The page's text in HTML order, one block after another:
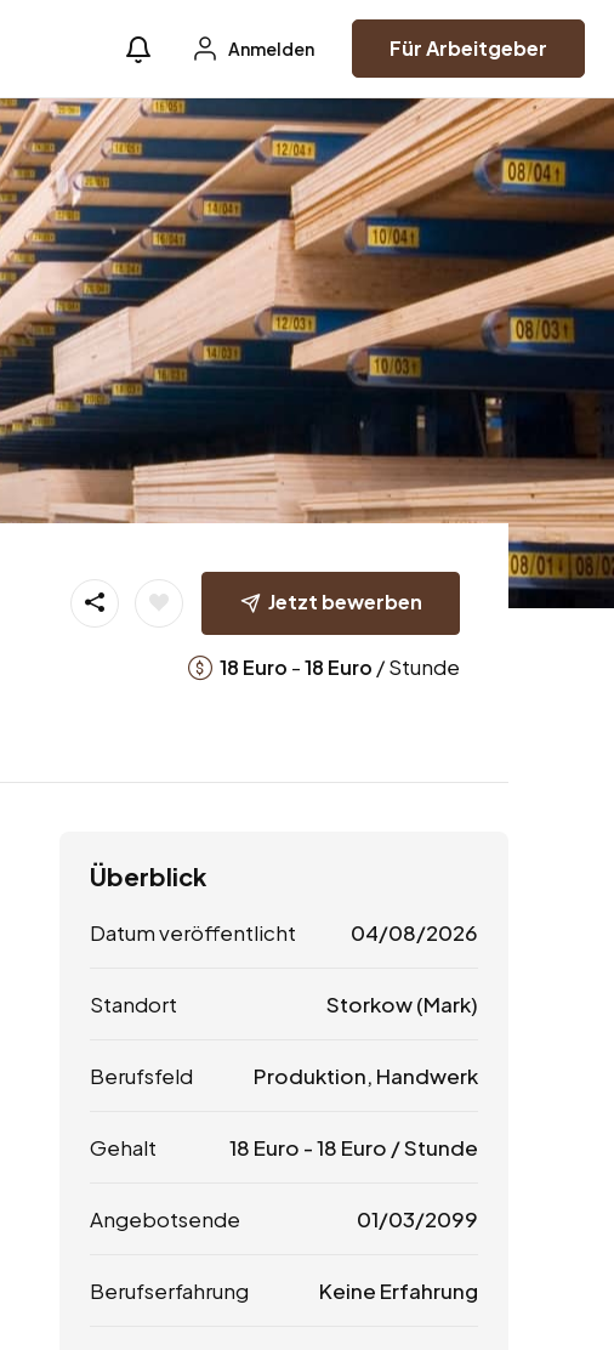
Anmelden Für Arbeitgeber
Jetzt bewerben
18 Euro -18 Euro / Stunde
Überblick
Datum veröffentlicht 04/08/2026
Standort Storkow (Mark)
Berufsfeld Produktion, Handwerk
Gehalt 18 Euro -18 Euro / Stunde
Angebotsende 01/03/2099
Berufserfahrung Keine Erfahrung